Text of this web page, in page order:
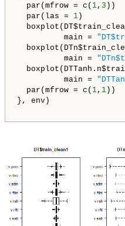
par(mfrow = c( 1, 3 ))
par(las = 1 )
main =
main =
main =
par(mfrow = c( 1, 1 ))
}, env)